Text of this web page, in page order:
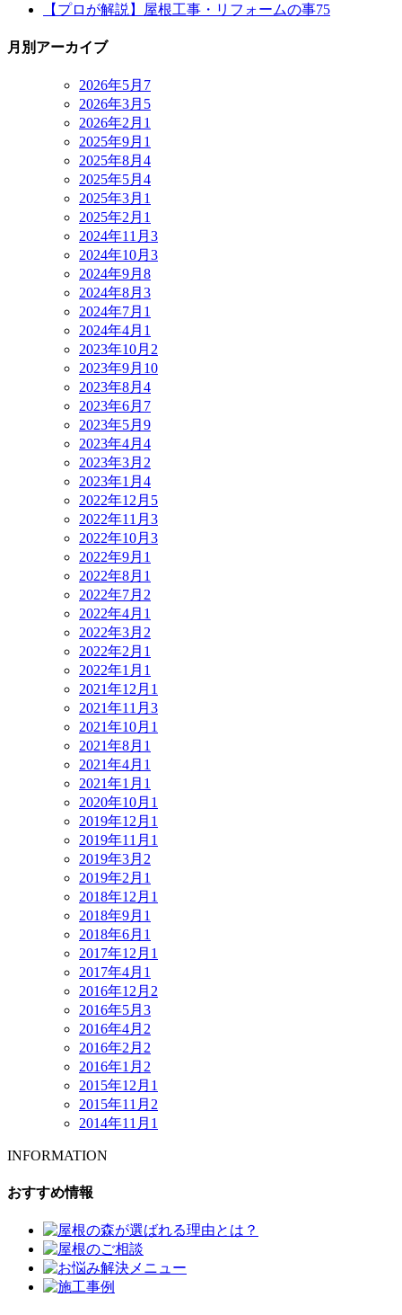
【プロが解説】屋根工事・リフォームの事75
月別アーカイブ
2026年5月 7
2026年3月 5
2026年2月 1
2025年9月 1
2025年8月 4
2025年5月 4
2025年3月 1
2025年2月 1
2024年11月 3
2024年10月 3
2024年9月 8
2024年8月 3
2024年7月 1
2024年4月 1
2023年10月 2
2023年9月 10
2023年8月 4
2023年6月 7
2023年5月 9
2023年4月 4
2023年3月 2
2023年1月 4
2022年12月 5
2022年11月 3
2022年10月 3
2022年9月 1
2022年8月 1
2022年7月 2
2022年4月 1
2022年3月 2
2022年2月 1
2022年1月 1
2021年12月 1
2021年11月 3
2021年10月 1
2021年8月 1
2021年4月 1
2021年1月 1
2020年10月 1
2019年12月 1
2019年11月 1
2019年3月 2
2019年2月 1
2018年12月 1
2018年9月 1
2018年6月 1
2017年12月 1
2017年4月 1
2016年12月 2
2016年5月 3
2016年4月 2
2016年2月 2
2016年1月 2
2015年12月 1
2015年11月 2
2014年11月 1
INFORMATION
おすすめ情報